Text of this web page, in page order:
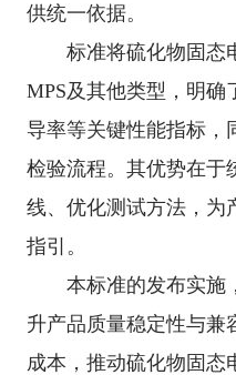
供统一依据。
标准将硫化物固态
MPS及其他类型，明确
导率等关键性能指标，
检验流程。其优势在于
线、优化测试方法，为
指引。
本标准的发布实施
升产品质量稳定性与兼
成本，推动硫化物固态